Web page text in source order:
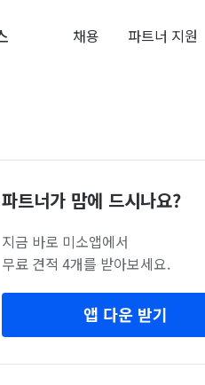
채용 파트너 지원
파트너가 맘에 드시나요?
지금 바로 미소앱에서
무료 견적 4개를 받아보세요.
앱 다운 받기